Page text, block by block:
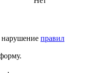
нарушение правил